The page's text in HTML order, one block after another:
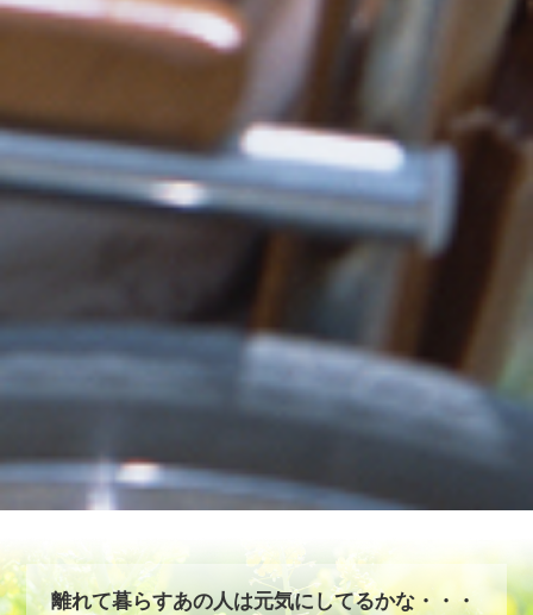
離れて暮らすあの人は元気にしてるかな・・・